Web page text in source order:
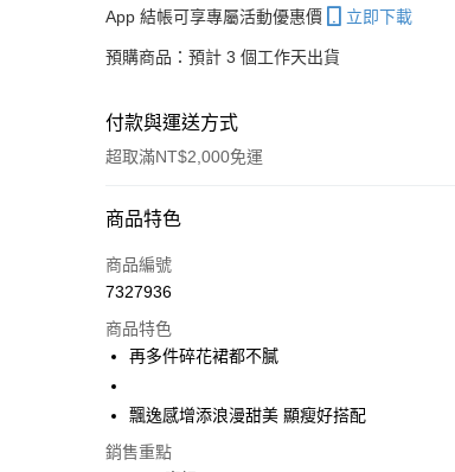
App 結帳可享專屬活動優惠價 立即下載
預購商品：預計 3 個工作天出貨
付款與運送方式
超取滿NT$2,000免運
付款方式
信用卡一次付款
LINE Pay
Apple Pay
商品特色
商品編號
7327936
商品特色
再多件碎花裙都不膩
飄逸感增添浪漫甜美 顯瘦好搭配
銷售重點